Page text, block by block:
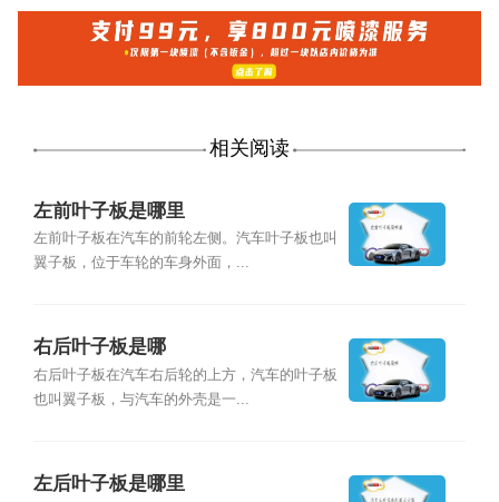
相关阅读
左前叶子板是哪里
左前叶子板在汽车的前轮左侧。汽车叶子板也叫
翼子板，位于车轮的车身外面，...
右后叶子板是哪
右后叶子板在汽车右后轮的上方，汽车的叶子板
也叫翼子板，与汽车的外壳是一...
左后叶子板是哪里